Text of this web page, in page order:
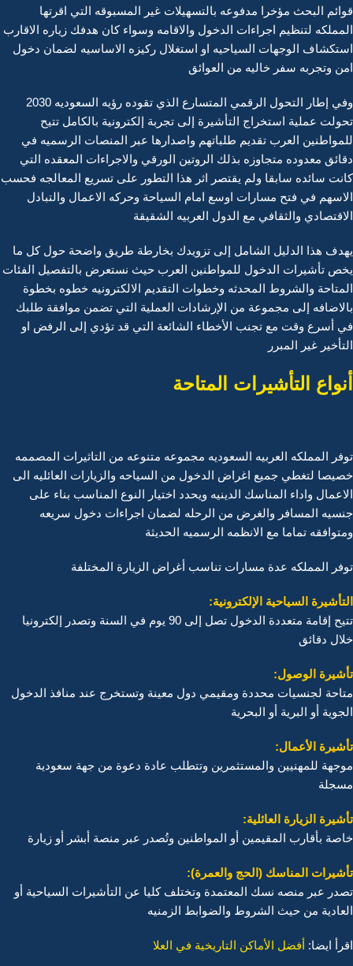
قوائم البحث مؤخرا مدفوعه بالتسهيلات غير المسبوقه التي اقرتها
المملكه لتنظيم اجراءات الدخول والاقامه وسواء كان هدفك زياره الاقارب
استكشاف الوجهات السياحيه او استغلال ركيزه الاساسيه لضمان دخول
امن وتجربه سفر خاليه من العوائق
وفي إطار التحول الرقمي المتسارع الذي تقوده رؤيه السعوديه 2030
تحولت عملية استخراج التأشيرة إلى تجربة إلكترونية بالكامل تتيح
للمواطنين العرب تقديم طلباتهم واصدارها عبر المنصات الرسميه في
دقائق معدوده متجاوزه بذلك الروتين الورقي والاجراءات المعقده التي
كانت سائده سابقا ولم يقتصر اثر هذا التطور على تسريع المعالجه فحسب
الاسهم في فتح مسارات اوسع امام السياحة وحركه الاعمال والتبادل
الاقتصادي والثقافي مع الدول العربيه الشقيقة
يهدف هذا الدليل الشامل إلى تزويدك بخارطة طريق واضحة حول كل ما
يخص تأشيرات الدخول للمواطنين العرب حيث نستعرض بالتفصيل الفئات
المتاحة والشروط المحدثه وخطوات التقديم الالكترونيه خطوه بخطوة
بالاضافه إلى مجموعة من الإرشادات العملية التي تضمن موافقة طلبك
في أسرع وقت مع تجنب الأخطاء الشائعة التي قد تؤدي إلى الرفض او
التأخير غير المبرر
أنواع التأشيرات المتاحة
توفر المملكه العربيه السعوديه مجموعه متنوعه من التاثيرات المصممه
خصيصا لتغطي جميع اغراض الدخول من السياحه والزيارات العائليه الى
الاعمال واداء المناسك الدينيه ويحدد اختيار النوع المناسب بناء على
جنسيه المسافر والغرض من الرحله لضمان اجراءات دخول سريعه
ومتوافقه تماما مع الانظمه الرسميه الحديثة
توفر المملكه عدة مسارات تناسب أغراض الزيارة المختلفة
التأشيرة السياحية الإلكترونية:
تتيح إقامة متعددة الدخول تصل إلى 90 يوم في السنة وتصدر إلكترونيا
خلال دقائق
تأشيرة الوصول:
متاحة لجنسيات محددة ومقيمي دول معينة وتستخرج عند منافذ الدخول
الجوية أو البرية أو البحرية
تأشيرة الأعمال:
موجهة للمهنيين والمستثمرين وتتطلب عادة دعوة من جهة سعودية
مسجلة
تأشيرة الزيارة العائلية:
خاصة بأقارب المقيمين أو المواطنين وتُصدر عبر منصة أبشر أو زيارة
تأشيرات المناسك (الحج والعمرة):
تصدر عبر منصه نسك المعتمدة وتختلف كليا عن التأشيرات السياحية أو
العادية من حيث الشروط والضوابط الزمنيه
اقرأ ايضا: أفضل الأماكن التاريخية في العلا